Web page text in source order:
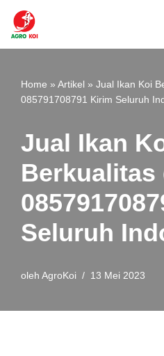
Lompat
Home » Artikel » Jual Ikan Koi
085791708791 Kirim Seluruh
Jual Ikan
Berkualitas
Seluruh
oleh AgroKoi 13 Mei 2023